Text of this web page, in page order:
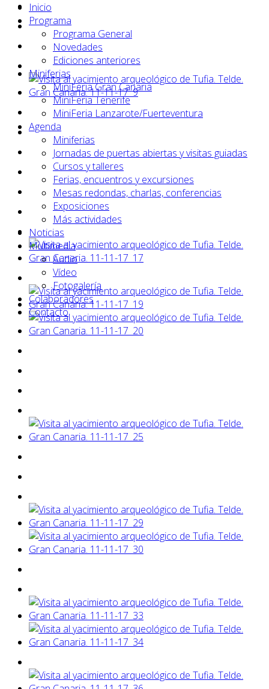
Inicio
Programa
Programa General
Novedades
Ediciones anteriores
Miniferias
MiniFeria Gran Canaria
MiniFeria Tenerife
MiniFeria Lanzarote/Fuerteventura
Agenda
Miniferias
Jornadas de puertas abiertas y visitas guiadas
Cursos y talleres
Ferias, encuentros y excursiones
Mesas redondas, charlas, conferencias
Exposiciones
Más actividades
Noticias
Multimedia
Audio
Vídeo
Fotogalería
Colaboradores
Contacto